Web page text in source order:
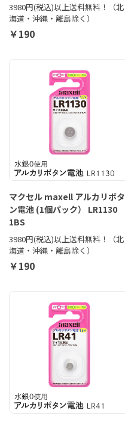
3980円(税込)以上送料無料！（北
海道・沖縄・離島除く）
￥190
マクセル maxell アルカリボタ
ン電池 (1個パック） LR1130
1BS
3980円(税込)以上送料無料！（北
海道・沖縄・離島除く）
￥190